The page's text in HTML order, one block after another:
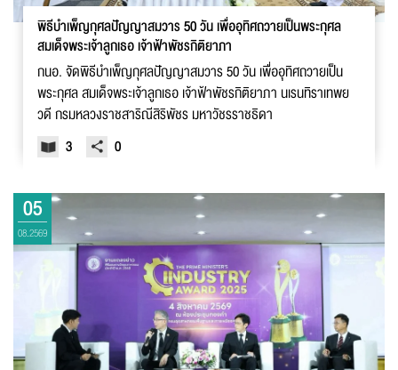
พิธีบำเพ็ญกุศลปัญญาสมวาร 50 วัน เพื่ออุทิศถวายเป็นพระกุศล
สมเด็จพระเจ้าลูกเธอ เจ้าฟ้าพัชรกิติยาภา
กนอ. จัดพิธีบำเพ็ญกุศลปัญญาสมวาร 50 วัน เพื่ออุทิศถวายเป็น
พระกุศล สมเด็จพระเจ้าลูกเธอ เจ้าฟ้าพัชรกิติยาภา นเรนทิราเทพย
วดี กรมหลวงราชสาริณีสิริพัชร มหาวัชรราชธิดา
3
0
05
08.2569